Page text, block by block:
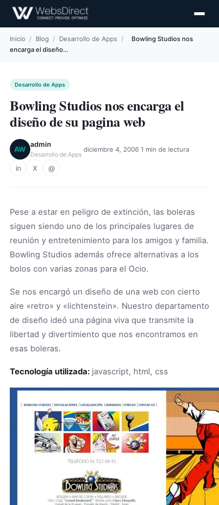
Inicio / Blog / Desarrollo de Apps /
Bowling Studios nos
encarga el diseño…
Desarrollo de Apps
Bowling Studios nos encarga el
diseño de su pagina web
AW
admin
Desarrollo de Apps
diciembre 4, 2006 1 min de lectura
in X @
Pese a estar en peligro de extinción, las boleras
siguen siendo uno de los principales lugares de
reunión y entretenimiento para los amigos y familia.
Bowling Studios además ofrece alternativas a los
bolos con varias zonas para el Ocio.
Se nos encargó un diseño de una web con cierto
aire «retro» y «lichtenstein». Nuestro departamento
de diseño ideó una página viva que transmite la
libertad y divertimiento que nos encontramos en
esas boleras.
Tecnología utilizada: javascript, html, css